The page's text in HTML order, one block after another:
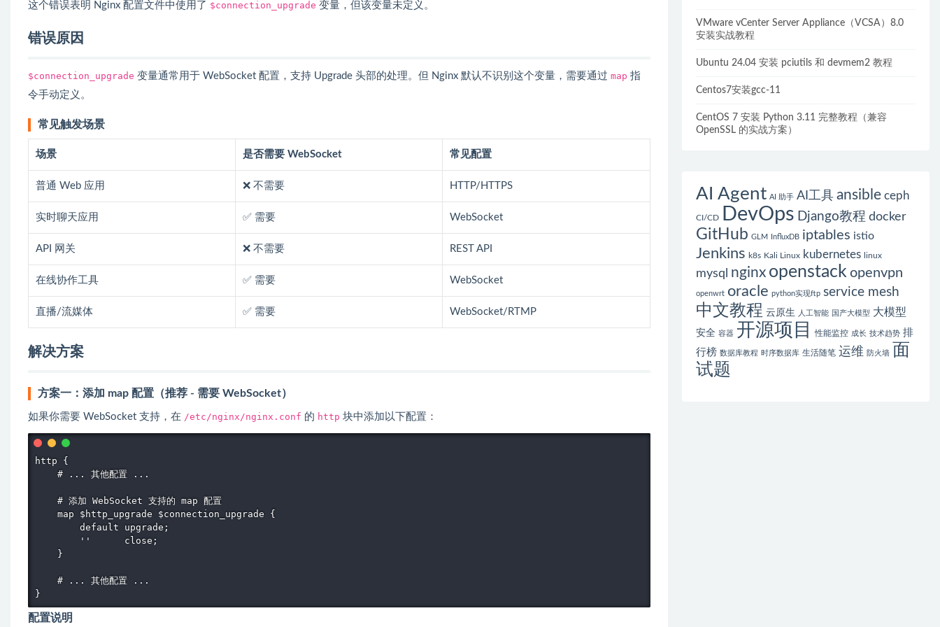
这个错误表明 Nginx 配置文件中使用了 $connection_upgrade 变量，但该变量未定义。
错误原因
$connection_upgrade 变量通常用于 WebSocket 配置，支持 Upgrade 头部的处理。但 Nginx 默认不识别这个变量，需要通过 map 指
令手动定义。
常见触发场景
场景 是否需要 WebSocket 常见配置
普通 Web 应用 ❌ 不需要 HTTP/HTTPS
实时聊天应用 ✅ 需要 WebSocket
API 网关 ❌ 不需要 REST API
在线协作工具 ✅ 需要 WebSocket
直播/流媒体 ✅ 需要 WebSocket/RTMP
解决方案
方案一：添加 map 配置（推荐 - 需要 WebSocket）
如果你需要 WebSocket 支持，在 /etc/nginx/nginx.conf 的 http 块中添加以下配置：
http {
    # ... 其他配置 ...
    # 添加 WebSocket 支持的 map 配置
    map $http_upgrade $connection_upgrade {
        default upgrade;
        ''      close;
    }
    # ... 其他配置 ...
}
配置说明
VMware vCenter Server Appliance（VCSA）8.0
安装实战教程
Ubuntu 24.04 安装 pciutils 和 devmem2 教程
Centos7安装gcc-11
CentOS 7 安装 Python 3.11 完整教程（兼容
OpenSSL 的实战方案）
AI Agent AI 助手 AI工具 ansible ceph
CI/CD DevOps Django教程 docker
GitHub GLM InfluxDB iptables istio
Jenkins k8s Kali Linux kubernetes linux
mysql nginx openstack openvpn
openwrt oracle python实现ftp service mesh
中文教程 云原生 人工智能 国产大模型 大模型
安全 容器 开源项目 性能监控 成长 技术趋势 排
行榜 数据库教程 时序数据库 生活随笔 运维 防火墙 面
试题